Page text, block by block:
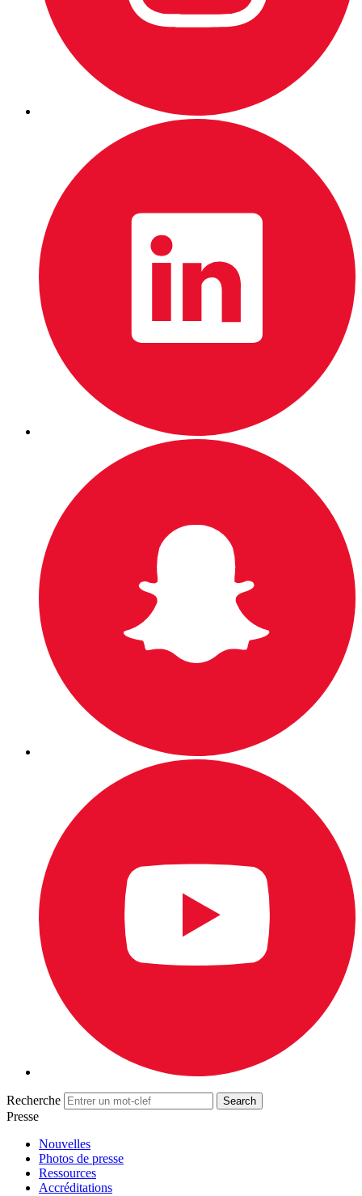
Recherche
Presse
Nouvelles
Photos de presse
Ressources
Accréditations